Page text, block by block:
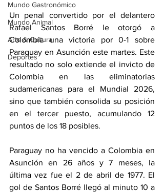
Mundo Gastronómico
Mundo Animal
Arte & Cultura
Deportes
Un penal convertido por el delantero
Rafael Santos Borré le otorgó a
Colombia una victoria por 0-1 sobre
Paraguay en Asunción este martes. Este
resultado no solo extiende el invicto de
Colombia en las eliminatorias
sudamericanas para el Mundial 2026,
sino que también consolida su posición
en el tercer puesto, acumulando 12
puntos de los 18 posibles.
Paraguay no ha vencido a Colombia en
Asunción en 26 años y 7 meses, la
última vez fue el 2 de abril de 1977. El
gol de Santos Borré llegó al minuto 10 a